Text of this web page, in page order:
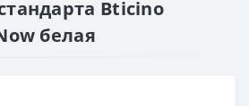
Bticino
белая